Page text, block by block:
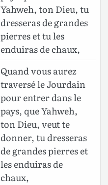
Yahweh, ton Dieu, tu
dresseras de grandes
pierres et tu les
enduiras de chaux,
Quand vous aurez
traversé le Jourdain
pour entrer dans le
pays, que Yahweh,
ton Dieu, veut te
donner, tu dresseras
de grandes pierres et
les enduiras de
chaux,